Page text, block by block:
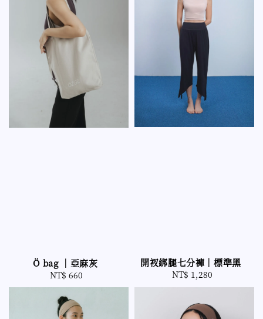
Ö bag ｜亞麻灰
Regular
price
NT$ 660
開衩綁腿七分褲｜標準黑
Regular
price
NT$ 1,280